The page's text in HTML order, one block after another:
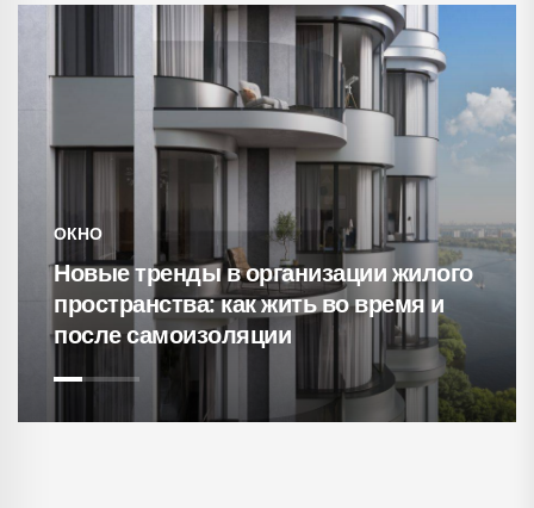
ОКНО
Новые тренды в организации жилого
пространства: как жить во время и
после самоизоляции